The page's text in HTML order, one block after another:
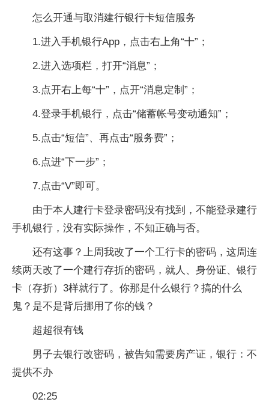
怎么开通与取消建行银行卡短信服务
1.进入手机银行App，点击右上角“十”；
2.进入选项栏，打开“消息”；
3.点开右上每“十”，点开“消息定制”；
4.登录手机银行，点击“储蓄帐号变动通知”；
5.点击“短信”、再点击“服务费”；
6.点进“下一步”；
7.点击“V”即可。
由于本人建行卡登录密码没有找到，不能登录建行
手机银行，没有实际操作，不知正确与否。
还有这事？上周我改了一个工行卡的密码，这周连
续两天改了一个建行存折的密码，就人、身份证、银行
卡（存折）3样就行了。你那是什么银行？搞的什么
鬼？是不是背后挪用了你的钱？
超超很有钱
男子去银行改密码，被告知需要房产证，银行：不
提供不办
02:25